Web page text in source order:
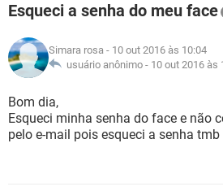
INSTAGRAM
GUIA DE COMPRAS
INSTAGRAM GMAIL
GUIA DE COMPRAS
JOGOS
CELULAR
OUTLOOK EXCEL
INSTAGRAM
GUIA DE COMPRAS
FÓRUM
JOGOS
CELULAR
OUTLOOK
INSTAGRAM
GLOSSÁRIO
JOGOS
CELULAR
Esqueci a senha do meu face
Simara rosa - 10 out 2016 às 10:04
usuário anônimo - 10 out 2016 às
Bom dia,
Esqueci minha senha do face e não
pelo e-mail pois esqueci a senha